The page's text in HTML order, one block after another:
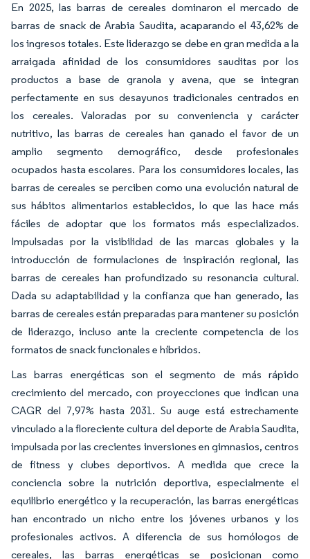
En 2025, las barras de cereales dominaron el mercado de
barras de snack de Arabia Saudita, acaparando el 43,62% de
los ingresos totales. Este liderazgo se debe en gran medida a la
arraigada afinidad de los consumidores sauditas por los
productos a base de granola y avena, que se integran
perfectamente en sus desayunos tradicionales centrados en
los cereales. Valoradas por su conveniencia y carácter
nutritivo, las barras de cereales han ganado el favor de un
amplio segmento demográfico, desde profesionales
ocupados hasta escolares. Para los consumidores locales, las
barras de cereales se perciben como una evolución natural de
sus hábitos alimentarios establecidos, lo que las hace más
fáciles de adoptar que los formatos más especializados.
Impulsadas por la visibilidad de las marcas globales y la
introducción de formulaciones de inspiración regional, las
barras de cereales han profundizado su resonancia cultural.
Dada su adaptabilidad y la confianza que han generado, las
barras de cereales están preparadas para mantener su posición
de liderazgo, incluso ante la creciente competencia de los
formatos de snack funcionales e híbridos.
Las barras energéticas son el segmento de más rápido
crecimiento del mercado, con proyecciones que indican una
CAGR del 7,97% hasta 2031. Su auge está estrechamente
vinculado a la floreciente cultura del deporte de Arabia Saudita,
impulsada por las crecientes inversiones en gimnasios, centros
de fitness y clubes deportivos. A medida que crece la
conciencia sobre la nutrición deportiva, especialmente el
equilibrio energético y la recuperación, las barras energéticas
han encontrado un nicho entre los jóvenes urbanos y los
profesionales activos. A diferencia de sus homólogos de
cereales, las barras energéticas se posicionan como